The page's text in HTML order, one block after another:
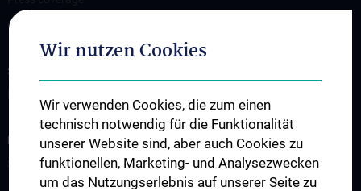
Contact
SUPPORT C³NMH!
FOR PATIENTS
Services
Wir nutzen Cookies
Wir verwenden Cookies, die zum einen
technisch notwendig für die Funktionalität
unserer Website sind, aber auch Cookies zu
funktionellen, Marketing- und Analysezwecken
um das Nutzungserlebnis auf unserer Seite zu